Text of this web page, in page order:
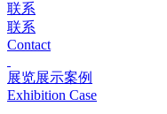
联系
联系
Contact
展览展示案例
Exhibition Case